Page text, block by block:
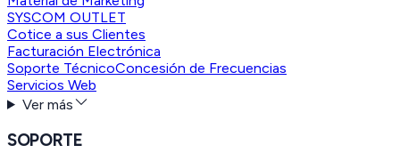
SYSCOM OUTLET
Cotice a sus Clientes
Facturación Electrónica
Soporte TécnicoConcesión de Frecuencias
Servicios Web
Ver más
SOPORTE